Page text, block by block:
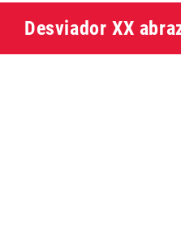
Desviador XX